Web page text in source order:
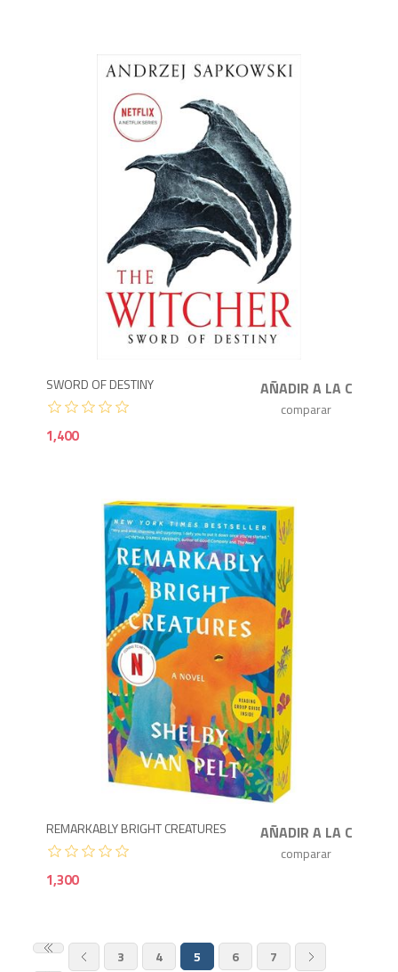
SWORD OF DESTINY
1,400
REMARKABLY BRIGHT CREATURES
1,300
3 4 5 6 7